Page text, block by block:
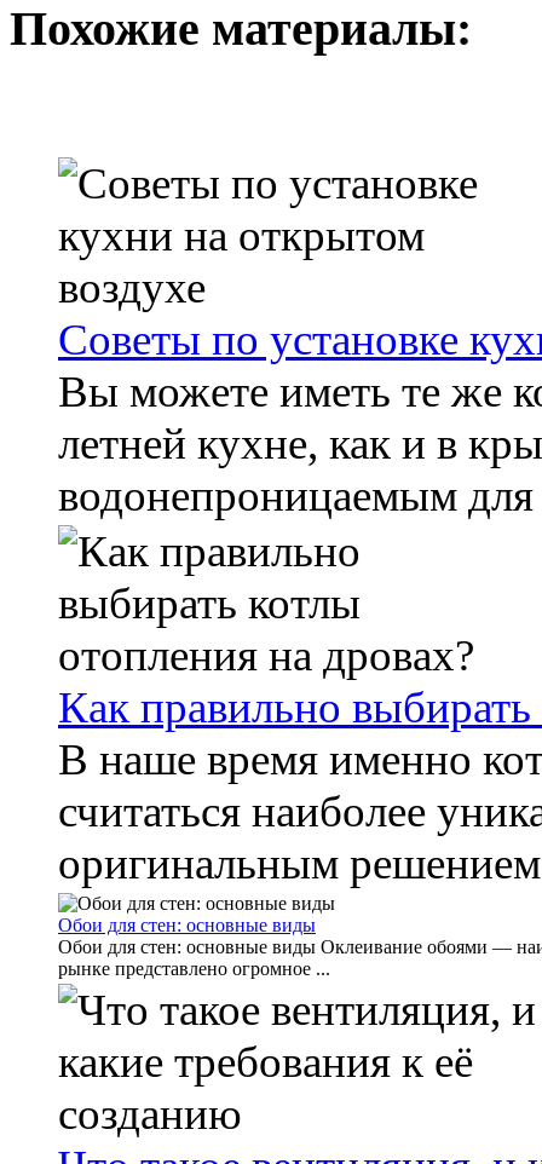
Похожие материалы:
Советы по установке
Вы можете иметь те же
летней кухне, как и в
водонепроницаемым
Как правильно
В наше время именно
считаться наиболее
оригинальным
Обои для стен: основные виды
Обои для стен: основные виды Оклеивание обоями —
рынке представлено огромное ...